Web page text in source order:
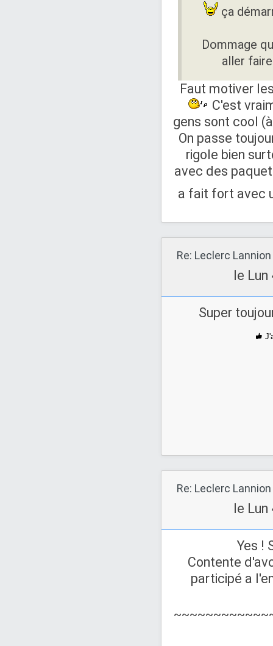
ça
Dommage
aller
Faut motiver
C'est
gens sont cool
On passe
rigole bien
avec des
a fait fort avec
Re: Leclerc Lannion
le Lun
Super
Re: Leclerc Lannion
le Lun
Yes !
Contente
participé a